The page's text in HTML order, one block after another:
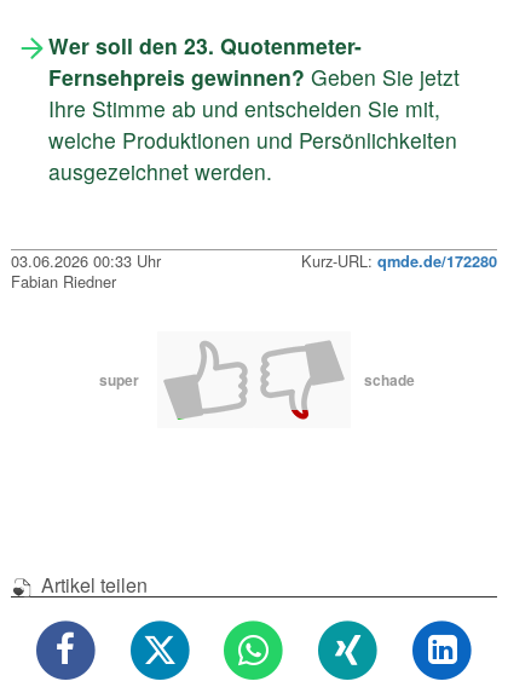
Wer soll den 23. Quotenmeter-
Fernsehpreis gewinnen? Geben Sie jetzt
Ihre Stimme ab und entscheiden Sie mit,
welche Produktionen und Persönlichkeiten
ausgezeichnet werden.
03.06.2026 00:33 Uhr Kurz-URL: qmde.de/172280
Fabian Riedner
super schade
Artikel teilen